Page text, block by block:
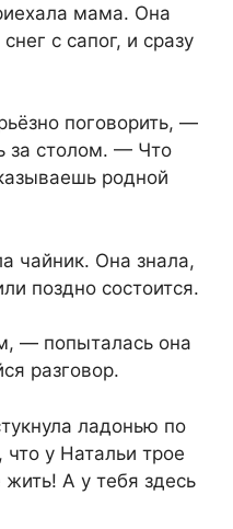
мама. Она
с сапог, и сразу
поговорить, —
за столом. — Что
родной
чайник. Она знала,
поздно состоится.
— попыталась она
разговор.
ладонью по
у Натальи трое
А у тебя здесь